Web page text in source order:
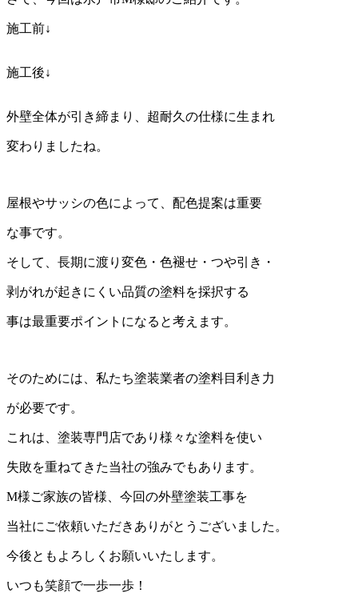
施工前↓
施工後↓
外壁全体が引き締まり、超耐久の仕様に生まれ
変わりましたね。
屋根やサッシの色によって、配色提案は重要
な事です。
そして、長期に渡り変色・色褪せ・つや引き・
剥がれが起きにくい品質の塗料を採択する
事は最重要ポイントになると考えます。
そのためには、私たち塗装業者の塗料目利き力
が必要です。
これは、塗装専門店であり様々な塗料を使い
失敗を重ねてきた当社の強みでもあります。
M様ご家族の皆様、今回の外壁塗装工事を
当社にご依頼いただきありがとうございました。
今後ともよろしくお願いいたします。
いつも笑顔で一歩一歩！